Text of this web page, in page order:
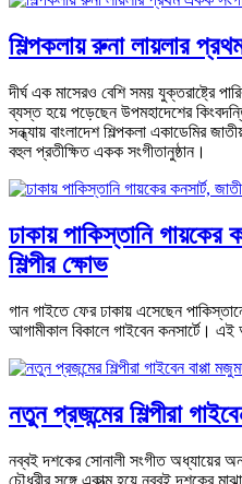
শিল্পকলায় রুনা লায়লার
দীর্ঘ এক মাসেরও বেশি সময় যুক্তরাষ্ট্রে
ব্যস্ত হয়ে পড়েছেন উপমহাদেশের
সন্ধ্যায় বাংলাদেশ শিল্পকলা একাডেমির
বহুল প্রতীক্ষিত একক সংগীতানুষ্ঠান।
ঢাকায় পাকিস্তানি গায়কের
শিল্পীর ক্ষোভ
গান গাইতে ফের ঢাকায় এসেছেন
আগামীকাল বিকালে গাইবেন কনসার্টে।
নতুন প্রজন্মের শিল্পীরা
নব্বই দশকের সোনালী সংগীত অধ্যায়ের
চৌধুরীর সঙ্গে একাত্ম হয়ে নব্বই দশকের